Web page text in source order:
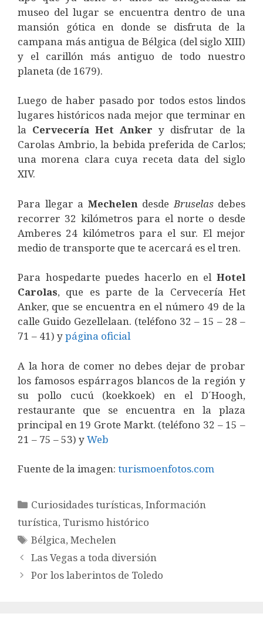
museo del lugar se encuentra dentro de una
mansión gótica en donde se disfruta de la
campana más antigua de Bélgica (del siglo XIII)
y el carillón más antiguo de todo nuestro
planeta (de 1679).
Luego de haber pasado por todos estos lindos
lugares históricos nada mejor que terminar en
la Cervecería Het Anker y disfrutar de la
Carolas Ambrio, la bebida preferida de Carlos;
una morena clara cuya receta data del siglo
XIV.
Para llegar a Mechelen desde Bruselasdebes
recorrer 32 kilómetros para el norte o desde
Amberes 24 kilómetros para el sur. El mejor
medio de transporte que te acercará es el tren.
Para hospedarte puedes hacerlo en el Hotel
Carolas, que es parte de la Cervecería Het
Anker, que se encuentra en el número 49 de la
calle Guido Gezellelaan. (teléfono 32 – 15 – 28 –
71 – 41) ypágina oficial
A la hora de comer no debes dejar de probar
los famosos espárragos blancos de la región y
su pollo cucú (koekkoek) en el D´Hoogh,
restaurante que se encuentra en la plaza
principal en 19 Grote Markt. (teléfono 32 – 15 –
21 – 75 – 53) yWeb
Fuente de la imagen: turismoenfotos.com
Categorías
Curiosidades turísticas,Información
turística, Turismo histórico
Etiquetas
Bélgica,Mechelen
Las Vegas a toda diversión
Por los laberintos de Toledo